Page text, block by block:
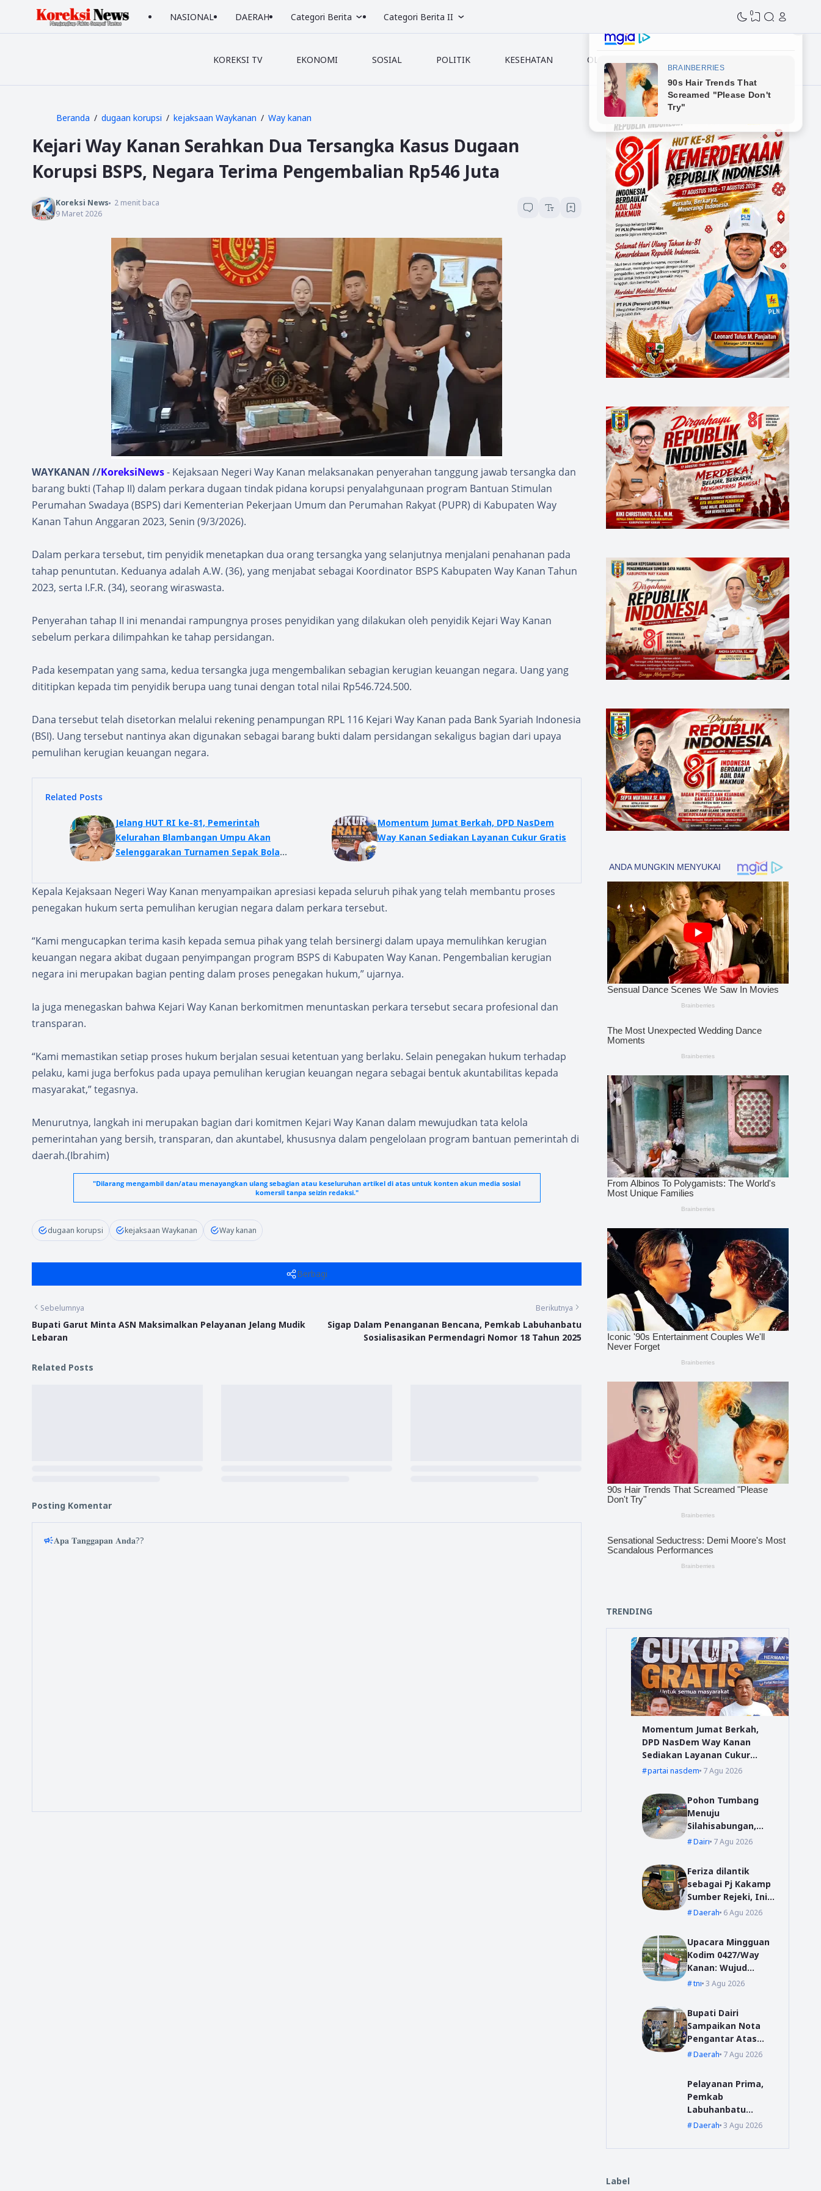
NASIONAL DAERAH Categori Berita Categori Berita II 0
KOREKSI TV EKONOMI SOSIAL POLITIK KESEHATAN OLAHRAGA
Beranda dugaan korupsi kejaksaan Waykanan Way kanan
Kejari Way Kanan Serahkan Dua Tersangka Kasus Dugaan
Korupsi BSPS, Negara Terima Pengembalian Rp546 Juta
Koreksi News 2menit baca
9 Maret 2026
WAYKANAN //KoreksiNews- Kejaksaan Negeri Way Kanan melaksanakan penyerahan tanggung jawab tersangka dan
barang bukti (Tahap II) dalam perkara dugaan tindak pidana korupsi penyalahgunaan program Bantuan Stimulan
Perumahan Swadaya (BSPS) dari Kementerian Pekerjaan Umum dan Perumahan Rakyat (PUPR) di Kabupaten Way
Kanan Tahun Anggaran 2023, Senin (9/3/2026).
Dalam perkara tersebut, tim penyidik menetapkan dua orang tersangka yang selanjutnya menjalani penahanan pada
tahap penuntutan. Keduanya adalah A.W. (36), yang menjabat sebagai Koordinator BSPS Kabupaten Way Kanan Tahun
2023, serta I.F.R. (34), seorang wiraswasta.
Penyerahan tahap II ini menandai rampungnya proses penyidikan yang dilakukan oleh penyidik Kejari Way Kanan
sebelum perkara dilimpahkan ke tahap persidangan.
Pada kesempatan yang sama, kedua tersangka juga mengembalikan sebagian kerugian keuangan negara. Uang yang
dititipkan kepada tim penyidik berupa uang tunai dengan total nilai Rp546.724.500.
Dana tersebut telah disetorkan melalui rekening penampungan RPL 116 Kejari Way Kanan pada Bank Syariah Indonesia
(BSI). Uang tersebut nantinya akan digunakan sebagai barang bukti dalam persidangan sekaligus bagian dari upaya
pemulihan kerugian keuangan negara.
Related Posts
Jelang HUT RI ke-81, Pemerintah
Kelurahan Blambangan Umpu Akan
Selenggarakan Turnamen Sepak Bola
Momentum Jumat Berkah, DPD NasDem
Way Kanan Sediakan Layanan Cukur Gratis
Kepala Kejaksaan Negeri Way Kanan menyampaikan apresiasi kepada seluruh pihak yang telah membantu proses
penegakan hukum serta pemulihan kerugian negara dalam perkara tersebut.
“Kami mengucapkan terima kasih kepada semua pihak yang telah bersinergi dalam upaya memulihkan kerugian
keuangan negara akibat dugaan penyimpangan program BSPS di Kabupaten Way Kanan. Pengembalian kerugian
negara ini merupakan bagian penting dalam proses penegakan hukum,” ujarnya.
Ia juga menegaskan bahwa Kejari Way Kanan berkomitmen menuntaskan perkara tersebut secara profesional dan
transparan.
“Kami memastikan setiap proses hukum berjalan sesuai ketentuan yang berlaku. Selain penegakan hukum terhadap
pelaku, kami juga berfokus pada upaya pemulihan kerugian keuangan negara sebagai bentuk akuntabilitas kepada
masyarakat,” tegasnya.
Menurutnya, langkah ini merupakan bagian dari komitmen Kejari Way Kanan dalam mewujudkan tata kelola
pemerintahan yang bersih, transparan, dan akuntabel, khususnya dalam pengelolaan program bantuan pemerintah di
daerah.(Ibrahim)
"Dilarang mengambil dan/atau menayangkan ulang sebagian atau keseluruhan artikel di atas untuk konten akun media sosial
komersil tanpa seizin redaksi."
dugaan korupsi kejaksaan Waykanan Way kanan
Berbagi
Sebelumnya
Bupati Garut Minta ASN Maksimalkan Pelayanan Jelang Mudik
Lebaran
Berikutnya
Sigap Dalam Penanganan Bencana, Pemkab Labuhanbatu
Sosialisasikan Permendagri Nomor 18 Tahun 2025
Related Posts
Posting Komentar
𝐀𝐩𝐚 𝐓𝐚𝐧𝐠𝐠𝐚𝐩𝐚𝐧 𝐀𝐧𝐝𝐚??
TRENDING
Momentum Jumat Berkah,
DPD NasDem Way Kanan
Sediakan Layanan Cukur
Gratis
partai nasdem 7 Agu 2026
Pohon Tumbang
Menuju
Silahisabungan,
BPBD Dairi Lakukan
Dairi 7 Agu 2026
Feriza dilantik
sebagai Pj Kakamp
Sumber Rejeki, Ini
Pesan Sekda Way
Daerah 6 Agu 2026
Upacara Mingguan
Kodim 0427/Way
Kanan: Wujud
Komitmen Jaga
Prajurit
tni 3 Agu 2026
Bupati Dairi
Sampaikan Nota
Pengantar Atas
Rancangan KUA-
Daerah 7 Agu 2026
Pelayanan Prima,
Pemkab
Labuhanbatu
Siapkan Pelatihan
Kompetensi
Daerah 3 Agu 2026
Label